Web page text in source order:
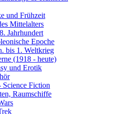
und Frühzeit
Mittelalters
Jahrhundert
Epoche
bis 1. Weltkrieg
(1918 - heute)
und Erotik
Science Fiction
Raumschiffe